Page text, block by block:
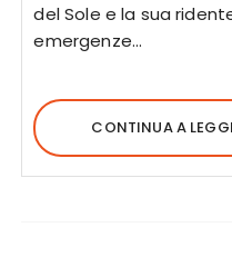
del Sole e la sua
emergenze…
CONTINUA A